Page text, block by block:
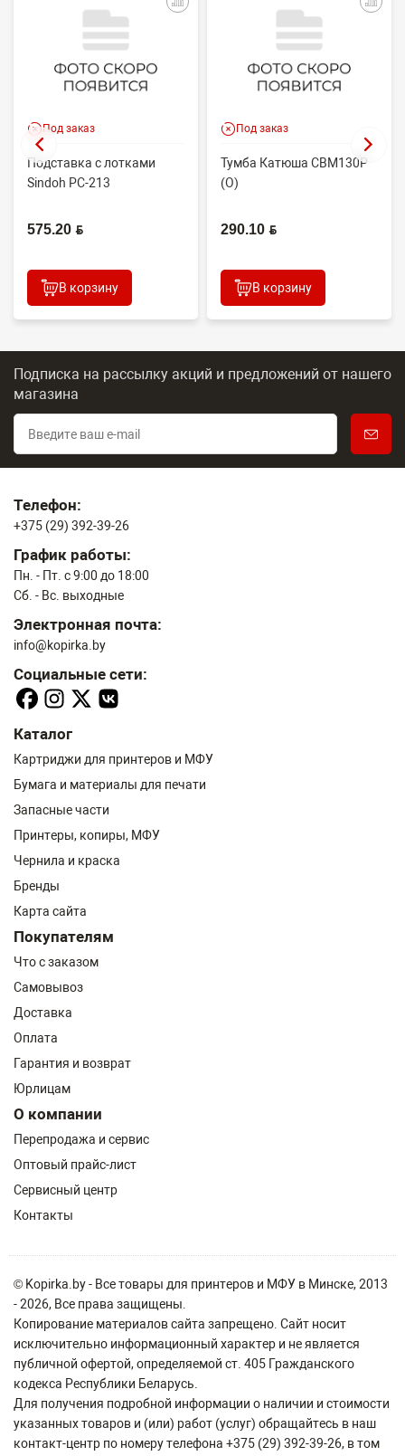
Под заказ
Подставка с лотками
Sindoh PC-213
575.20 BYN
В корзину
Под заказ
Тумба Катюша CBM130P
(O)
290.10 BYN
В корзину
Подписка на рассылку акций и предложений от нашего
магазина
Телефон:
+375 (29) 392-39-26
График работы:
Пн. - Пт. с 9:00 до 18:00
Сб. - Вс. выходные
Электронная почта:
info@kopirka.by
Социальные сети:
Каталог
Картриджи для принтеров и МФУ
Бумага и материалы для печати
Запасные части
Принтеры, копиры, МФУ
Чернила и краска
Бренды
Карта сайта
Покупателям
Что с заказом
Самовывоз
Доставка
Оплата
Гарантия и возврат
Юрлицам
О компании
Перепродажа и сервис
Оптовый прайс-лист
Сервисный центр
Контакты
© Kopirka.by - Все товары для принтеров и МФУ в Минске, 2013
- 2026, Все права защищены.
Копирование материалов сайта запрещено. Сайт носит
исключительно информационный характер и не является
публичной офертой, определяемой ст. 405 Гражданского
кодекса Республики Беларусь.
Для получения подробной информации о наличии и стоимости
указанных товаров и (или) работ (услуг) обращайтесь в наш
контакт-центр по номеру телефона +375 (29) 392-39-26, в том